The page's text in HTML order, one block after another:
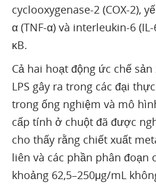
cyclooxygenase-2 (COX-2),
α (TNF-α) và interleukin-6
κB.
Cả hai hoạt động ức chế
LPS gây ra trong các đại
trong ống nghiệm và mô
cấp tính ở chuột đã được
cho thấy rằng chiết xuất
liên và các phần phân đoạn
khoảng 62,5–250μg/mL